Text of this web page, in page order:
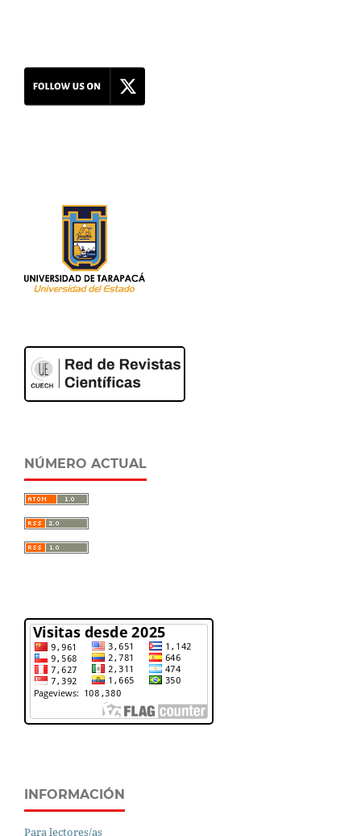
NÚMERO ACTUAL
INFORMACIÓN
Para lectores/as